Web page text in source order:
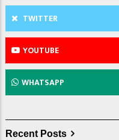
TWITTER
YOUTUBE
WHATSAPP
Recent Posts